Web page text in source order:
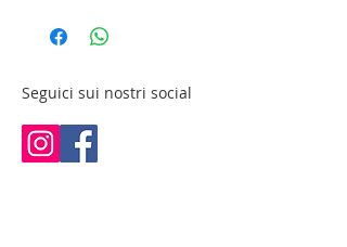
Seguici sui nostri social